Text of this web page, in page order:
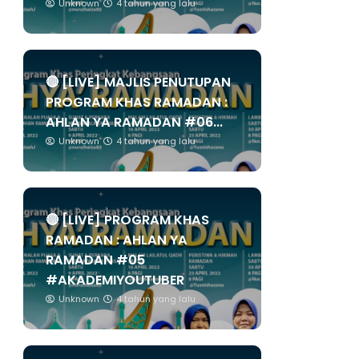
Unknown 4 tahun yang lalu
🔴 [LIVE] MAJLIS PENUTUPAN
PROGRAM KHAS RAMADAN :
AHLAN YA RAMADAN #06...
Unknown 4 tahun yang lalu
🔴 [LIVE] PROGRAM KHAS
RAMADAN : AHLAN YA
RAMADAN #05
#AKADEMIYOUTUBER
Unknown 4 tahun yang lalu